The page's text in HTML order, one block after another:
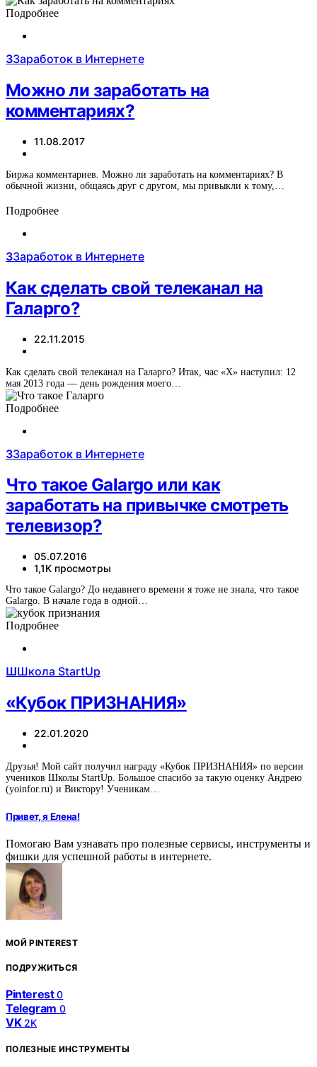
Подробнее
ЗЗаработок в Интернете
Можно ли заработать на
комментариях?
11.08.2017
Биржа комментариев. Можно ли заработать на комментариях? В
обычной жизни, общаясь друг с другом, мы привыкли к тому,…
Подробнее
ЗЗаработок в Интернете
Как сделать свой телеканал на
Галарго?
22.11.2015
Как сделать свой телеканал на Галарго? Итак, час «Х» наступил: 12
мая 2013 года — день рождения моего…
Подробнее
ЗЗаработок в Интернете
Что такое Galargo или как
заработать на привычке смотреть
телевизор?
05.07.2016
1,1K просмотры
Что такое Galargo? До недавнего времени я тоже не знала, что такое
Galargo. В начале года в одной…
Подробнее
ШШкола StartUp
«Кубок ПРИЗНАНИЯ»
22.01.2020
Друзья! Мой сайт получил награду «Кубок ПРИЗНАНИЯ» по версии
учеников Школы StartUp. Большое спасибо за такую оценку Андрею
(yoinfor.ru) и Виктору! Ученикам…
Привет, я Елена!
Помогаю Вам узнавать про полезные сервисы, инструменты и
фишки для успешной работы в интернете.
МОЙ PINTEREST
ПОДРУЖИТЬСЯ
Pinterest 0
Telegram 0
VK 2K
ПОЛЕЗНЫЕ ИНСТРУМЕНТЫ